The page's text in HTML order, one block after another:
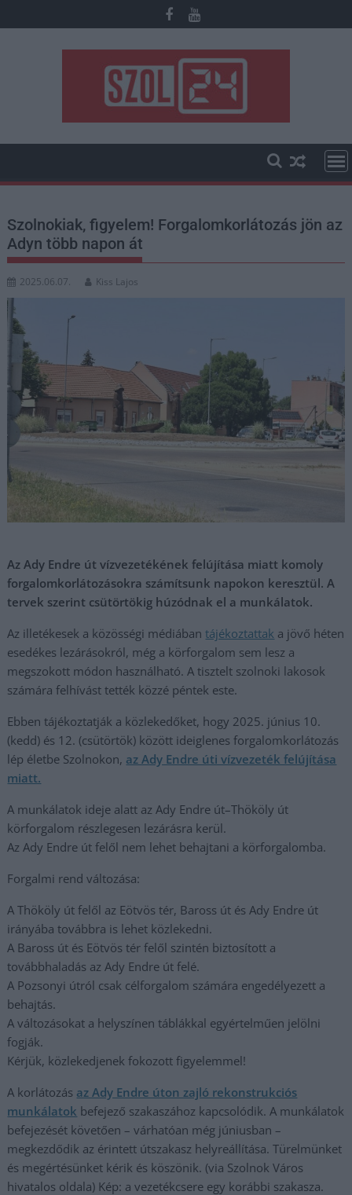
to
Szolnokiak, figyelem! Forgalomkorlátozás jön az
Adyn több napon át
2025.06.07. Kiss Lajos
Az Ady Endre út vízvezetékének felújítása miatt komoly
forgalomkorlátozásokra számítsunk napokon keresztül. A
tervek szerint csütörtökig húzódnak el a munkálatok.
Az illetékesek a közösségi médiábantájékoztattak a jövő héten
esedékes lezárásokról, még a körforgalom sem lesz a
megszokott módon használható. A tisztelt szolnoki lakosok
számára felhívást tették közzé péntek este.
Ebben tájékoztatják a közlekedőket, hogy 2025. június 10.
(kedd) és 12. (csütörtök) között ideiglenes forgalomkorlátozás
lép életbe Szolnokon, az Ady Endre úti vízvezeték felújítása
miatt.
A munkálatok ideje alatt az Ady Endre út–Thököly út
körforgalom részlegesen lezárásra kerül.
Az Ady Endre út felől nem lehet behajtani a körforgalomba.
Forgalmi rend változása:
A Thököly út felől az Eötvös tér, Baross út és Ady Endre út
irányába továbbra is lehet közlekedni.
A Baross út és Eötvös tér felől szintén biztosított a
továbbhaladás az Ady Endre út felé.
A Pozsonyi útról csak célforgalom számára engedélyezett a
behajtás.
A változásokat a helyszínen táblákkal egyértelműen jelölni
fogják.
Kérjük, közlekedjenek fokozott figyelemmel!
A korlátozás az Ady Endre úton zajló rekonstrukciós
munkálatok befejező szakaszához kapcsolódik. A munkálatok
befejezését követően – várhatóan még júniusban –
megkezdődik az érintett útszakasz helyreállítása. Türelmünket
és megértésünket kérik és köszönik. (via Szolnok Város
hivatalos oldala) Kép: a vezetékcsere egy korábbi szakasza.